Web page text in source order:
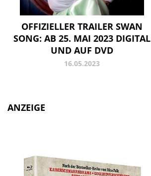
OFFIZIELLER TRAILER SWAN
SONG: AB 25. MAI 2023 DIGITAL
UND AUF DVD
16.05.2023
ANZEIGE